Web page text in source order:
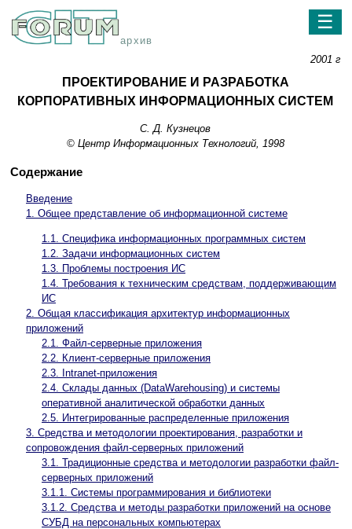
архив
☰
2001 г
ПРОЕКТИРОВАНИЕ И РАЗРАБОТКА
КОРПОРАТИВНЫХ ИНФОРМАЦИОННЫХ СИСТЕМ
С. Д. Кузнецов
© Центр Информационных Технологий, 1998
Содержание
Введение
1. Общее представление об информационной системе
1.1. Специфика информационных программных систем
1.2. Задачи информационных систем
1.3. Проблемы построения ИС
1.4. Требования к техническим средствам, поддерживающим
ИС
2. Общая классификация архитектур информационных
приложений
2.1. Файл-серверные приложения
2.2. Клиент-серверные приложения
2.3. Intranet-приложения
2.4. Склады данных (DataWarehousing) и системы
оперативной аналитической обработки данных
2.5. Интегрированные распределенные приложения
3. Средства и методологии проектирования, разработки и
сопровождения файл-серверных приложений
3.1. Традиционные средства и методологии разработки файл-
серверных приложений
3.1.1. Системы программирования и библиотеки
3.1.2. Средства и методы разработки приложений на основе
СУБД на персональных компьютерах